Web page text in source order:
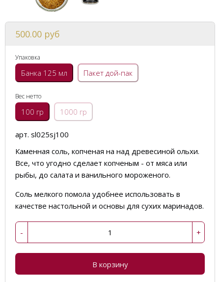
500.00 руб
Упаковка
Банка 125 мл Пакет дой-пак
Вес нетто
100 гр 1000 гр
арт. sl025sj100
Каменная соль, копченая на над древесиной ольхи.
Все, что угодно сделает копченым - от мяса или
рыбы, до салата и ванильного мороженого.
Соль мелкого помола удобнее использовать в
качестве настольной и основы для сухих маринадов.
- +
В корзину